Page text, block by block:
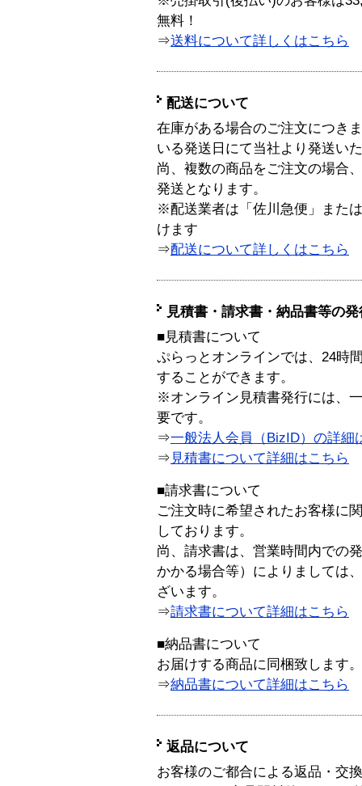
無料！
⇒送料について詳しくはこちら
配送について
在庫がある場合のご注文につき
いる発送日にて当社より発送い
尚、複数の商品をご注文の場合
発送となります。
※配送業者は「佐川急便」また
けます
⇒配送について詳しくはこちら
見積書・請求書・納品書等の
■見積書について
ぷらっとオンラインでは、24時
することができます。
※オンライン見積書発行には、
要です。
⇒一般法人会員（BizID）の詳細
⇒ 見積書について詳細はこちら
■請求書について
ご注文時に希望されたお客様に
しております。
尚、請求書は、営業時間内での
かかる場合等）によりましては
ざいます。
⇒請求書について詳細はこちら
■納品書について
お届けする商品に同梱致します。
⇒納品書について詳細はこちら
返品について
お客様のご都合による返品・交